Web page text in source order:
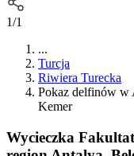
1/1
...
Turcja
Riwiera Turecka
Pokaz delfinów w
Kemer
Wycieczka